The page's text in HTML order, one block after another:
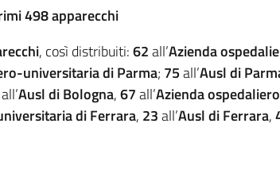
498 apparecchi
, così distribuiti:62all’Azienda
universitaria di Parma; 75all’Ausl di
all’Ausl di Bologna,67all’Azienda
di Ferrara, 23all’Ausl di Ferrara,